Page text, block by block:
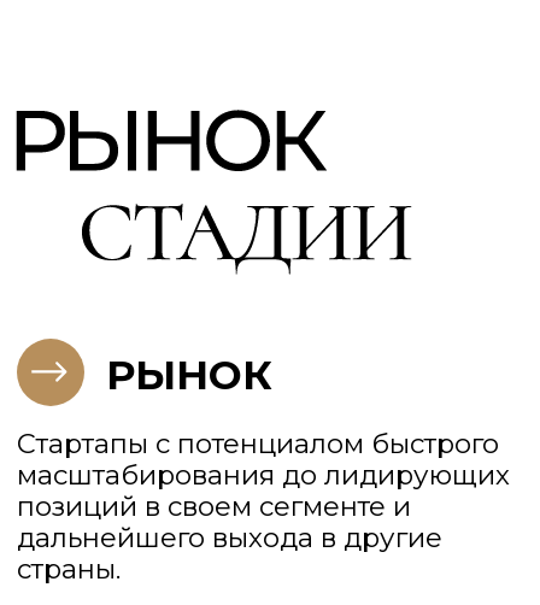
Фонд в формате Договора инвестиционного товарищества (ДИТ)
ДЛЯ ТЕХ, КОМУ
ВАЖНО НЕ ИДТИ НА
КОМПРОМИСС МЕЖДУ
ДОХОДНОСТЬЮ
И ПОЛОЖИТЕЛЬНЫМ
ВЛИЯНИЕМ КОМПАНИЙ,
МЕНЯЮЩИХ РЫНКИ,